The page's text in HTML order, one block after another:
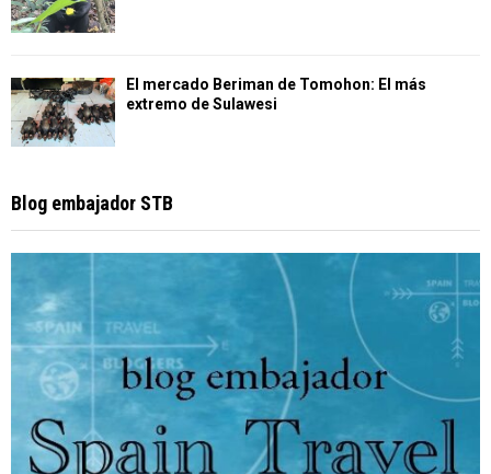
El mercado Beriman de Tomohon: El más
extremo de Sulawesi
Blog embajador STB